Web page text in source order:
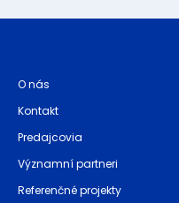
O nás
Kontakt
Predajcovia
Významní partneri
Referenčné projekty